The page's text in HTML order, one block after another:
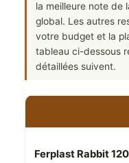
la meilleure note de
global. Les autres
votre budget et la
tableau ci-dessous
détaillées suivent.
Ferplast Rabbit 120